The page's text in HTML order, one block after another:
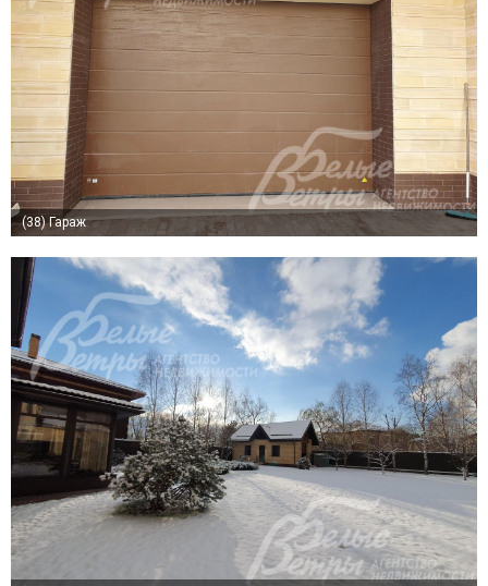
(38)Гараж